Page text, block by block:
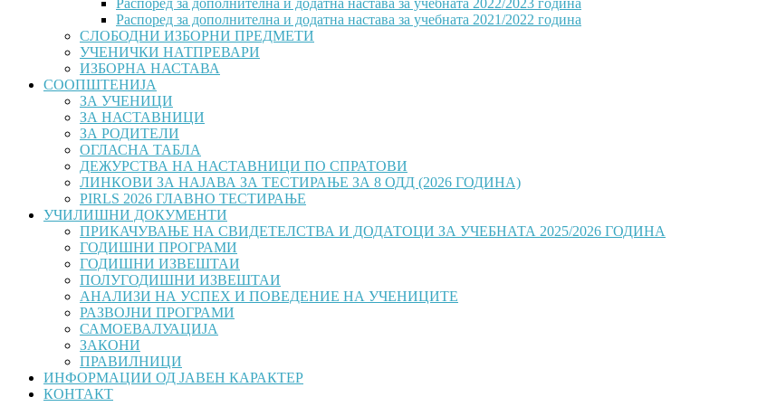
Распоред за дополнителна и додатна настава за учебната 2022/2023 година
Распоред за дополнителна и додатна настава за учебната 2021/2022 година
СЛОБОДНИ ИЗБОРНИ ПРЕДМЕТИ
УЧЕНИЧКИ НАТПРЕВАРИ
ИЗБОРНА НАСТАВА
СООПШТЕНИЈА
ЗА УЧЕНИЦИ
ЗА НАСТАВНИЦИ
ЗА РОДИТЕЛИ
ОГЛАСНА ТАБЛА
ДЕЖУРСТВА НА НАСТАВНИЦИ ПО СПРАТОВИ
ЛИНКОВИ ЗА НАЈАВА ЗА ТЕСТИРАЊЕ ЗА 8 ОДД (2026 ГОДИНА)
PIRLS 2026 ГЛАВНО ТЕСТИРАЊЕ
УЧИЛИШНИ ДОКУМЕНТИ
ПРИКАЧУВАЊЕ НА СВИДЕТЕЛСТВА И ДОДАТОЦИ ЗА УЧЕБНАТА 2025/2026 ГОДИНА
ГОДИШНИ ПРОГРАМИ
ГОДИШНИ ИЗВЕШТАИ
ПОЛУГОДИШНИ ИЗВЕШТАИ
АНАЛИЗИ НА УСПЕХ И ПОВЕДЕНИЕ НА УЧЕНИЦИТЕ
РАЗВОЈНИ ПРОГРАМИ
САМОЕВАЛУАЦИЈА
ЗАКОНИ
ПРАВИЛНИЦИ
ИНФОРМАЦИИ ОД ЈАВЕН КАРАКТЕР
КОНТАКТ